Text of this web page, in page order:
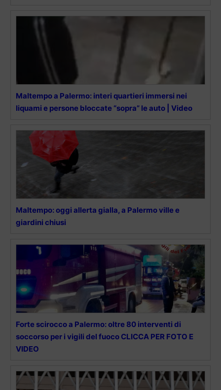
Maltempo a Palermo: interi quartieri immersi nei
liquami e persone bloccate “sopra” le auto | Video
Maltempo: oggi allerta gialla, a Palermo ville e
giardini chiusi
Forte scirocco a Palermo: oltre 80 interventi di
soccorso per i vigili del fuoco CLICCA PER FOTO E
VIDEO